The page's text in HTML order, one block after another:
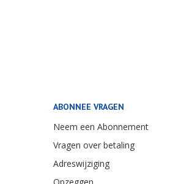
ABONNEE VRAGEN
Neem een Abonnement
Vragen over betaling
Adreswijziging